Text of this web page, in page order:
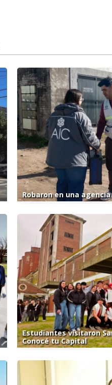
Robaron en una
Estudiantes visitaron
Conocé tu Capital